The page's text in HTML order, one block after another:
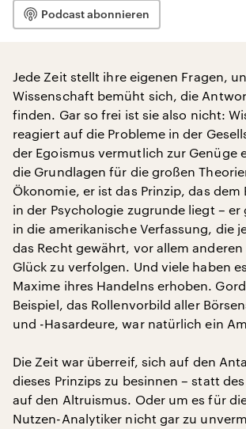
Podcast abonnieren
Jede Zeit stellt ihre eigenen Fragen,
Wissenschaft bemüht sich, die
finden. Gar so frei ist sie also nicht:
reagiert auf die Probleme in der
der Egoismus vermutlich zur Genüge
die Grundlagen für die großen
Ökonomie, er ist das Prinzip, das dem
in der Psychologie zugrunde liegt – er
in die amerikanische Verfassung, die
das Recht gewährt, vor allem anderen
Glück zu verfolgen. Und viele haben
Maxime ihres Handelns erhoben.
Beispiel, das Rollenvorbild aller
und -Hasardeure, war natürlich ein
Die Zeit war überreif, sich auf den
dieses Prinzips zu besinnen – statt
auf den Altruismus. Oder um es für
Nutzen-Analytiker nicht gar zu